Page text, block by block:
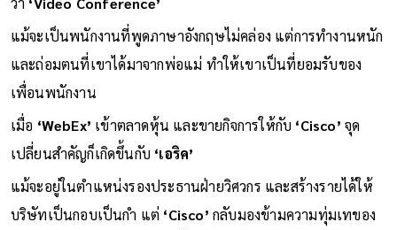
แม้จะเป็นพนักงานที่พูดภาษาอังกฤษไม่คล่อง แต่การทำงานหนัก
และถ่อมตนที่เขาได้มาจากพ่อแม่ ทำให้เขาเป็นที่ยอมรับของ
เพื่อนพนักงาน
เมื่อ ‘WebEx’ เข้าตลาดหุ้น และขายกิจการให้กับ ‘Cisco’จุด
เปลี่ยนสำคัญก็เกิดขึ้นกับ ‘เอริค’
แม้จะอยู่ในตำแหน่งรองประธานฝ่ายวิศวกร และสร้างรายได้ให้
บริษัทเป็นกอบเป็นกำ แต่ ‘Cisco’ กลับมองข้ามความทุ่มเทของ